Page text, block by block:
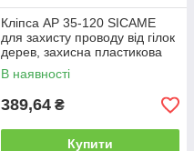
Кліпса AP 35-120 SICAME
для захисту проводу від гілок
дерев, захисна пластикова
накладка
В наявності
389,64 ₴
Купити